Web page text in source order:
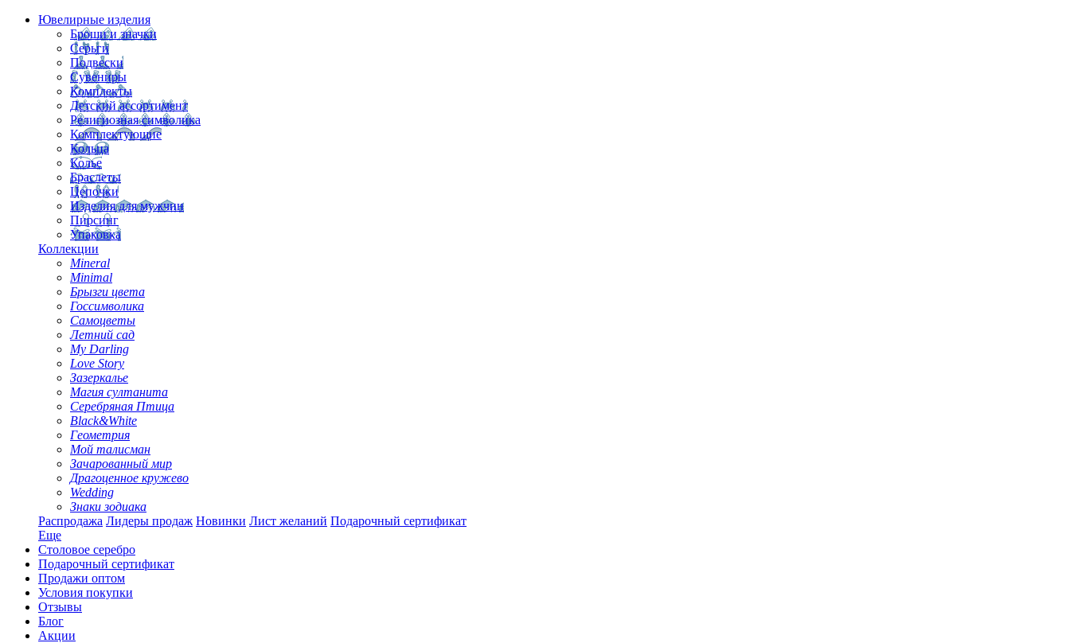
Ювелирные изделия
Броши и значки
Серьги
Подвески
Сувениры
Комплекты
Детский ассортимент
Религиозная символика
Комплектующие
Кольца
Колье
Браслеты
Цепочки
Изделия для мужчин
Пирсинг
Упаковка
Коллекции
Mineral
Minimal
Брызги цвета
Госсимволика
Самоцветы
Летний сад
My Darling
Love Story
Зазеркалье
Магия султанита
Серебряная Птица
Black&White
Геометрия
Мой талисман
Зачарованный мир
Драгоценное кружево
Wedding
Знаки зодиака
Распродажа Лидеры продаж Новинки Лист желаний Подарочный сертификат
Еще
Столовое серебро
Подарочный сертификат
Продажи оптом
Условия покупки
Отзывы
Блог
Акции